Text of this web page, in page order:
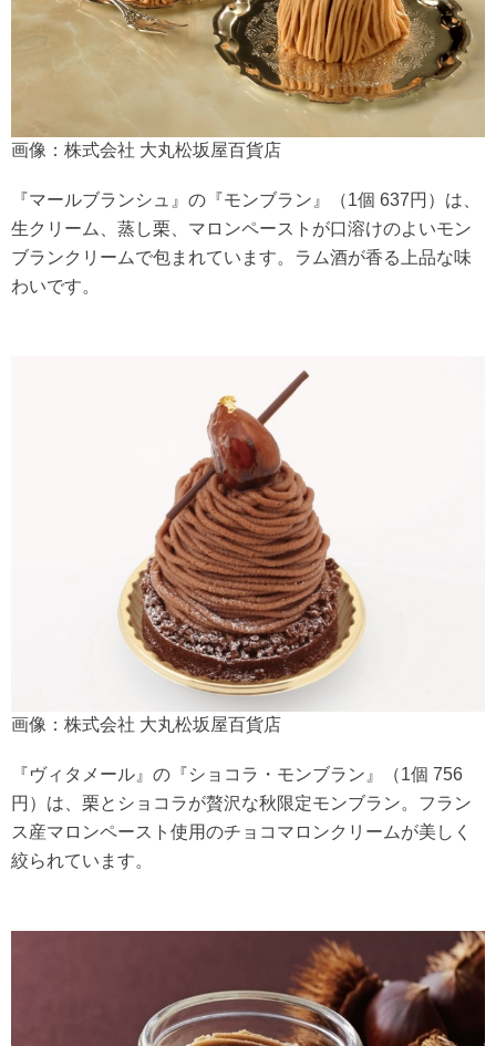
画像：株式会社 大丸松坂屋百貨店
『マールブランシュ』の『モンブラン』（1個 637円）は、
生クリーム、蒸し栗、マロンペーストが口溶けのよいモン
ブランクリームで包まれています。ラム酒が香る上品な味
わいです。
画像：株式会社 大丸松坂屋百貨店
『ヴィタメール』の『ショコラ・モンブラン』（1個 756
円）は、栗とショコラが贅沢な秋限定モンブラン。フラン
ス産マロンペースト使用のチョコマロンクリームが美しく
絞られています。